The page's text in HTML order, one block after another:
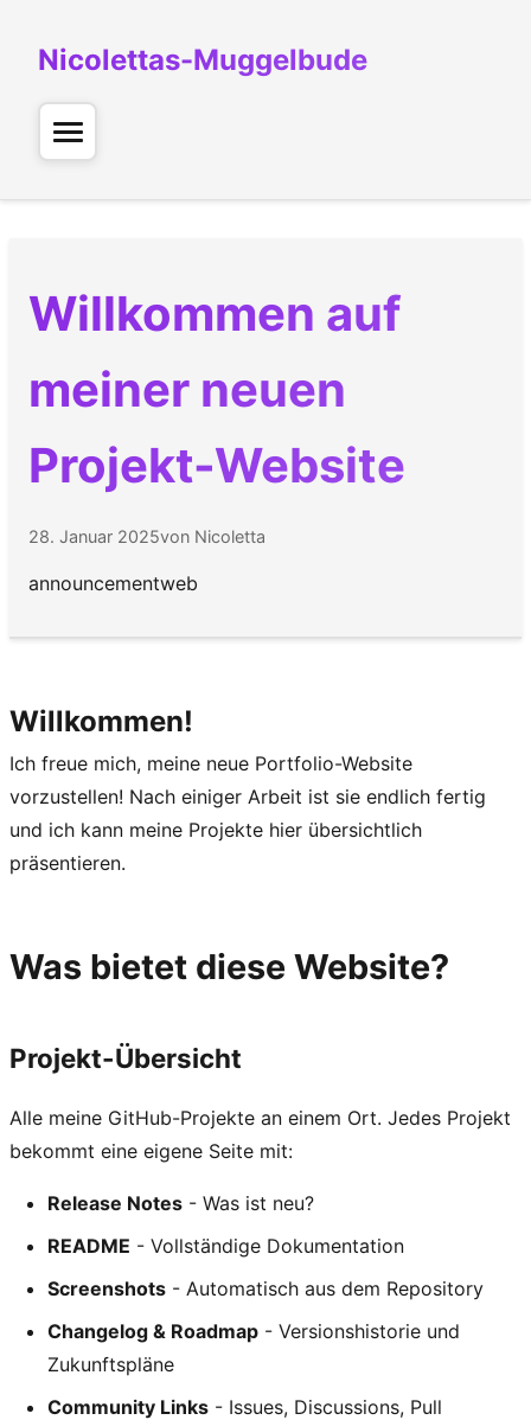
Nicolettas-Muggelbude
Willkommen auf
meiner neuen
Projekt-Website
28. Januar 2025von Nicoletta
announcementweb
Willkommen!
Ich freue mich, meine neue Portfolio-Website
vorzustellen! Nach einiger Arbeit ist sie endlich fertig
und ich kann meine Projekte hier übersichtlich
präsentieren.
Was bietet diese Website?
Projekt-Übersicht
Alle meine GitHub-Projekte an einem Ort. Jedes Projekt
bekommt eine eigene Seite mit:
Release Notes - Was ist neu?
README - Vollständige Dokumentation
Screenshots - Automatisch aus dem Repository
Changelog & Roadmap - Versionshistorie und
Zukunftspläne
Community Links - Issues, Discussions, Pull